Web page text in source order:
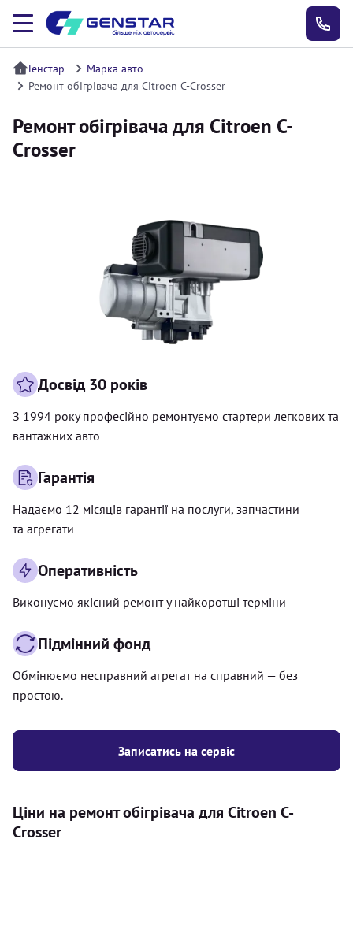
Генстар
Марка авто
Ремонт обігрівача для Citroen C-Crosser
Ремонт обігрівача для Citroen C-
Crosser
Записатись на сервіс
Досвід 30 років
З 1994 року професійно ремонтуємо стартери легкових та
вантажних авто
Гарантія
Надаємо 12 місяців гарантії на послуги, запчастини
та агрегати
Оперативність
Виконуємо якісний ремонт у найкоротші терміни
Підмінний фонд
Обмінюємо несправний агрегат на справний — без
простою.
Ціни на ремонт обігрівача для Citroen C-
Crosser